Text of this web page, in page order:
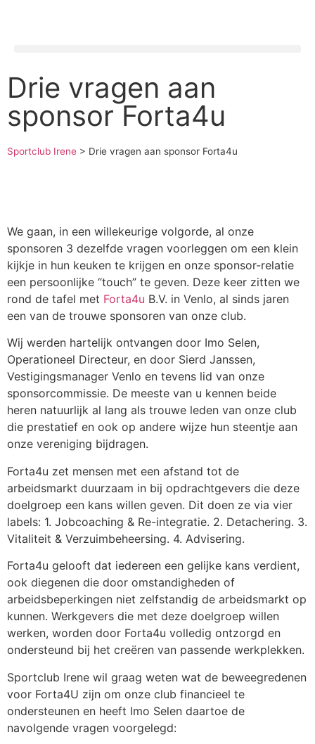
Drie vragen aan
sponsor Forta4u
Sportclub Irene > Drie vragen aan sponsor Forta4u
We gaan, in een willekeurige volgorde, al onze
sponsoren 3 dezelfde vragen voorleggen om een klein
kijkje in hun keuken te krijgen en onze sponsor-relatie
een persoonlijke “touch” te geven. Deze keer zitten we
rond de tafel met Forta4u B.V. in Venlo, al sinds jaren
een van de trouwe sponsoren van onze club.
Wij werden hartelijk ontvangen door Imo Selen,
Operationeel Directeur, en door Sierd Janssen,
Vestigingsmanager Venlo en tevens lid van onze
sponsorcommissie. De meeste van u kennen beide
heren natuurlijk al lang als trouwe leden van onze club
die prestatief en ook op andere wijze hun steentje aan
onze vereniging bijdragen.
Forta4u zet mensen met een afstand tot de
arbeidsmarkt duurzaam in bij opdrachtgevers die deze
doelgroep een kans willen geven. Dit doen ze via vier
labels: 1. Jobcoaching & Re-integratie. 2. Detachering. 3.
Vitaliteit & Verzuimbeheersing. 4. Advisering.
Forta4u gelooft dat iedereen een gelijke kans verdient,
ook diegenen die door omstandigheden of
arbeidsbeperkingen niet zelfstandig de arbeidsmarkt op
kunnen. Werkgevers die met deze doelgroep willen
werken, worden door Forta4u volledig ontzorgd en
ondersteund bij het creëren van passende werkplekken.
Sportclub Irene wil graag weten wat de beweegredenen
voor Forta4U zijn om onze club financieel te
ondersteunen en heeft Imo Selen daartoe de
navolgende vragen voorgelegd: